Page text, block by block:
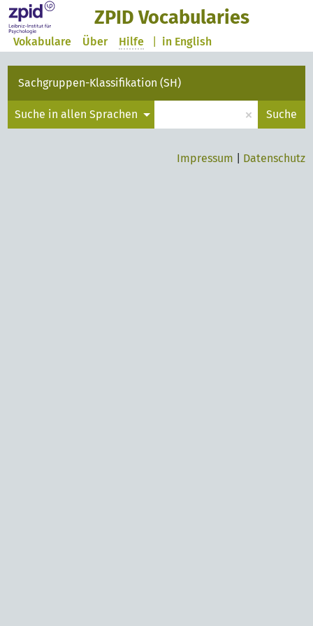
ZPID Vocabularies
in English
Vokabulare Über Hilfe
Sachgruppen-Klassifikation (SH)
Suche in allen Sprachen × Suche
Impressum Datenschutz